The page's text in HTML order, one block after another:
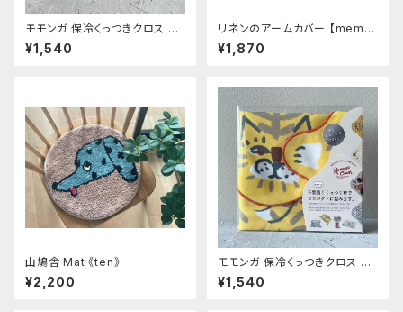
モモンガ 保冷くっつきクロス シ
ロクマ
¥1,540
リネンのアームカバー 【memer
i】ネイビー 約30㎝
¥1,870
山鳩舎 Mat 《ten》
¥2,200
モモンガ 保冷くっつきクロス ト
ラ
¥1,540